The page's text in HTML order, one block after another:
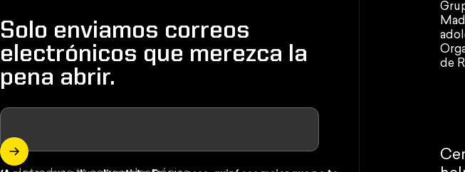
de
Solo enviamos correos
electrónicos que merezca la
pena abrir.